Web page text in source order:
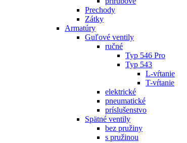
Prechody
Zátky
Armatúry
Guľové ventily
ručné
Typ 546 Pro
Typ 543
L-vŕtanie
T-vŕtanie
elektrické
pneumatické
príslušenstvo
Spätné ventily
bez pružiny
s pružinou